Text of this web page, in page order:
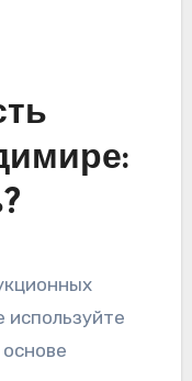
используйте